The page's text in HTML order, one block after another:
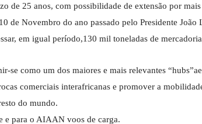
de 25 anos, com possibilidade de extensão por
de Novembro do ano passado pelo Presidente João
em igual período,130 mil toneladas de
se como um dos maiores e mais relevantes
comerciais interafricanas e promover a
do mundo.
e para o AIAAN voos de carga.